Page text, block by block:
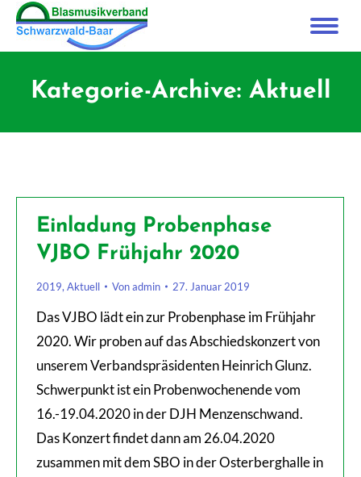
Kategorie-Archive: Aktuell
Einladung Probenphase
VJBO Frühjahr 2020
2019, Aktuell Vonadmin 27. Januar 2019
Das VJBO lädt ein zur Probenphase im Frühjahr
2020. Wir proben auf das Abschiedskonzert von
unserem Verbandspräsidenten Heinrich Glunz.
Schwerpunkt ist ein Probenwochenende vom
16.-19.04.2020 in der DJH Menzenschwand.
Das Konzert findet dann am 26.04.2020
zusammen mit dem SBO in der Osterberghalle in